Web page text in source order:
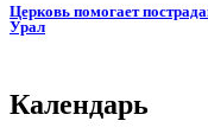
Церковь помогает
Урал
Календарь